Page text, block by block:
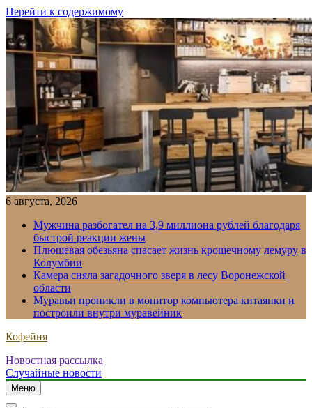
Перейти к содержимому
6 августа, 2026
Мужчина разбогател на 3,9 миллиона рублей благодаря
быстрой реакции жены
Плюшевая обезьяна спасает жизнь крошечному лемуру в
Колумбии
Камера сняла загадочного зверя в лесу Воронежской
области
Муравьи проникли в монитор компьютера китаянки и
построили внутри муравейник
Кофейня
Новостная рассылка
Случайные новости
Меню